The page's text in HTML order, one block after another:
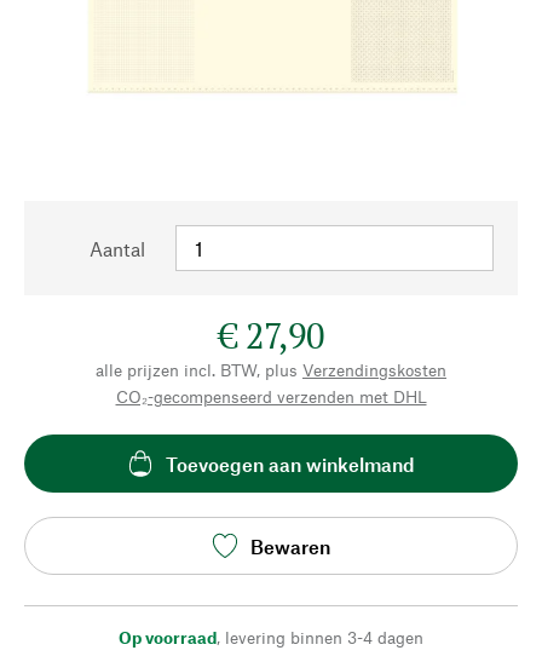
Aantal
€ 27,90
alle prijzen incl. BTW, plus Verzendingskosten
CO₂-gecompenseerd verzenden met DHL
Toevoegen aan winkelmand
Bewaren
Op voorraad, levering binnen 3-4 dagen